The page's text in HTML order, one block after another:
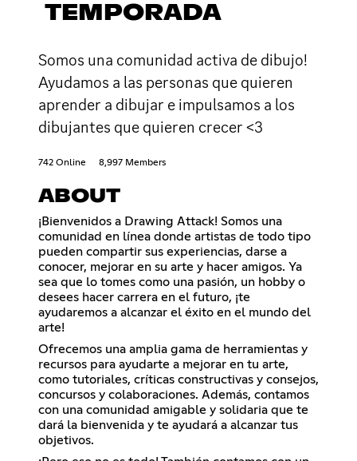
TEMPORADA
Somos una comunidad activa de dibujo!
Ayudamos a las personas que quieren
aprender a dibujar e impulsamos a los
dibujantes que quieren crecer <3
742 Online 8,997 Members
ABOUT
¡Bienvenidos a Drawing Attack! Somos una
comunidad en línea donde artistas de todo tipo
pueden compartir sus experiencias, darse a
conocer, mejorar en su arte y hacer amigos. Ya
sea que lo tomes como una pasión, un hobby o
desees hacer carrera en el futuro, ¡te
ayudaremos a alcanzar el éxito en el mundo del
arte!
Ofrecemos una amplia gama de herramientas y
recursos para ayudarte a mejorar en tu arte,
como tutoriales, críticas constructivas y consejos,
concursos y colaboraciones. Además, contamos
con una comunidad amigable y solidaria que te
dará la bienvenida y te ayudará a alcanzar tus
objetivos.